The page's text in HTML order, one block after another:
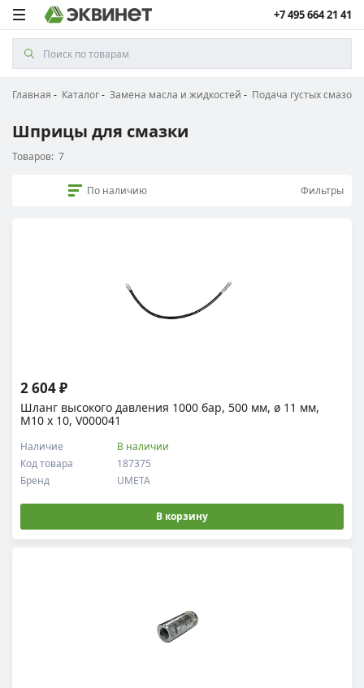
+7 495 664 21 41
Главная Каталог Замена масла и жидкостей Подача густых смазок
Шприцы для смазки
Товаров: 7
По наличию Фильтры
Шланг высокого давления 1000 бар, 500 мм, ø 11 мм,
М10 х 10, V000041
Код товара 187375
Наличие В наличии
Бренд UMETA
2 604 ₽
В корзину